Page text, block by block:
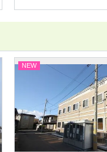
NEW